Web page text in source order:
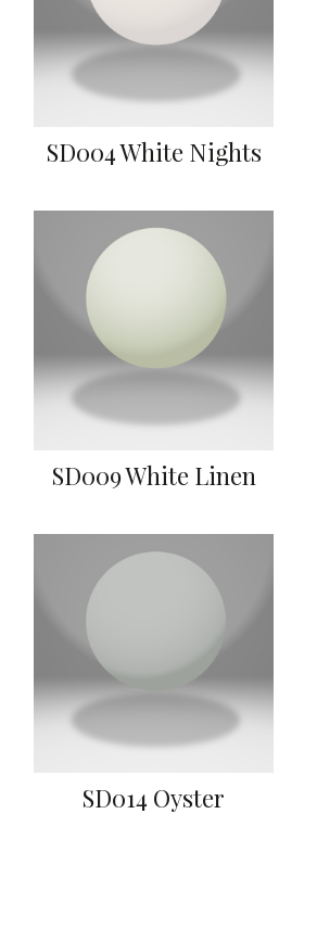
SD004 White Nights
SD009 White Linen
SD014 Oyster